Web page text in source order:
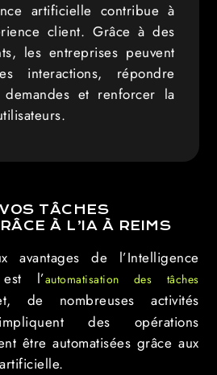
artificielle contribue à
client. Grâce à des
les entreprises peuvent
interactions, répondre
demandes et renforcer la
TÂCHES
À L’IA À REIMS
avantages de l’Intelligence
l’automatisation des tâches
de nombreuses activités
des opérations
être automatisées grâce aux